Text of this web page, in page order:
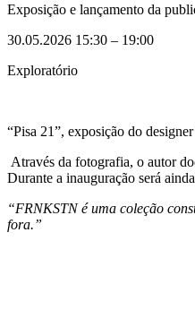
Exposição e lançamento da
30.05.2026 15:30 – 19:00
Exploratório
“Pisa 21”, exposição do
Através da fotografia, o autor
Durante a inauguração será
“FRNKSTN é uma coleção
fora.”